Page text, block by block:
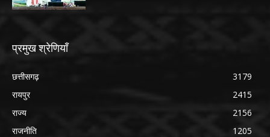
प्रमुख श्रेणियाँ
छत्तीसगढ़
3179
रायपुर
2415
राज्य
2156
राजनीति
1205